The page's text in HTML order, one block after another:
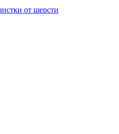
от шерсти